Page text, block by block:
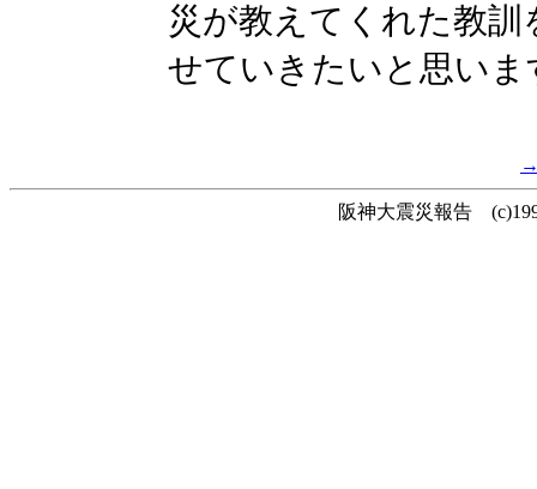
災が教えてくれた教
せていきたいと思いま
阪神大震災報告